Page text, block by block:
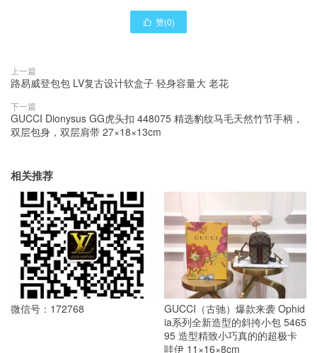
 赞(0)
上一篇
路易威登包包 LV复古设计软盒子 轻身容量大 老花
下一篇
GUCCI Dionysus GG虎头扣 448075 精选豹纹马毛天然竹节手柄，
双层包身，双层肩带 27×18×13cm
相关推荐
微信号：172768
GUCCI（古驰）爆款来袭 Ophid
ia系列全新造型的斜挎小包 5465
95 造型精致小巧真的的超极卡
哇伊 11×16×8cm